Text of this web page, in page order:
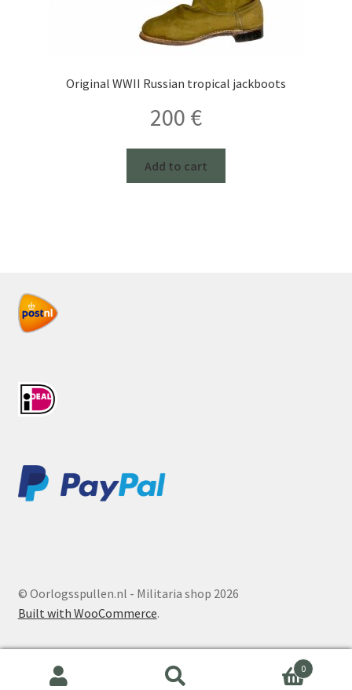
Original WWII Russian tropical jackboots
200 €
Add to cart
© Oorlogsspullen.nl - Militaria shop 2026
Built with WooCommerce.
0